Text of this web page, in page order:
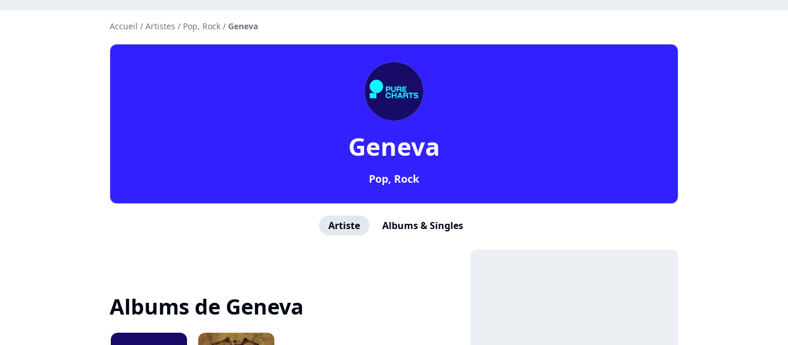
Accueil / Artistes / Pop, Rock / Geneva
Geneva
Pop, Rock
Artiste Albums & Singles
Albums de Geneva